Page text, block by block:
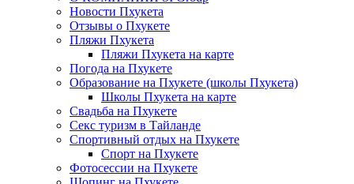
Новости Пхукета
Отзывы о Пхукете
Пляжи Пхукета
Пляжи Пхукета на карте
Погода на Пхукете
Образование на Пхукете (школы Пхукета)
Школы Пхукета на карте
Свадьба на Пхукете
Секс туризм в Тайланде
Спортивный отдых на Пхукете
Спорт на Пхукете
Фотосессии на Пхукете